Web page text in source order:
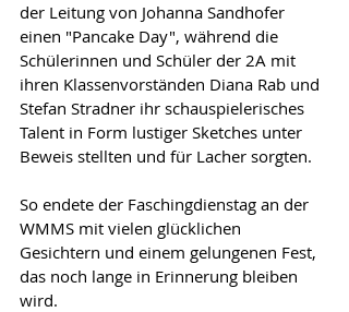
der Leitung von Johanna Sandhofer
einen "Pancake Day", während die
Schülerinnen und Schüler der 2A mit
ihren Klassenvorständen Diana Rab und
Stefan Stradner ihr schauspielerisches
Talent in Form lustiger Sketches unter
Beweis stellten und für Lacher sorgten.
So endete der Faschingdienstag an der
WMMS mit vielen glücklichen
Gesichtern und einem gelungenen Fest,
das noch lange in Erinnerung bleiben
wird.